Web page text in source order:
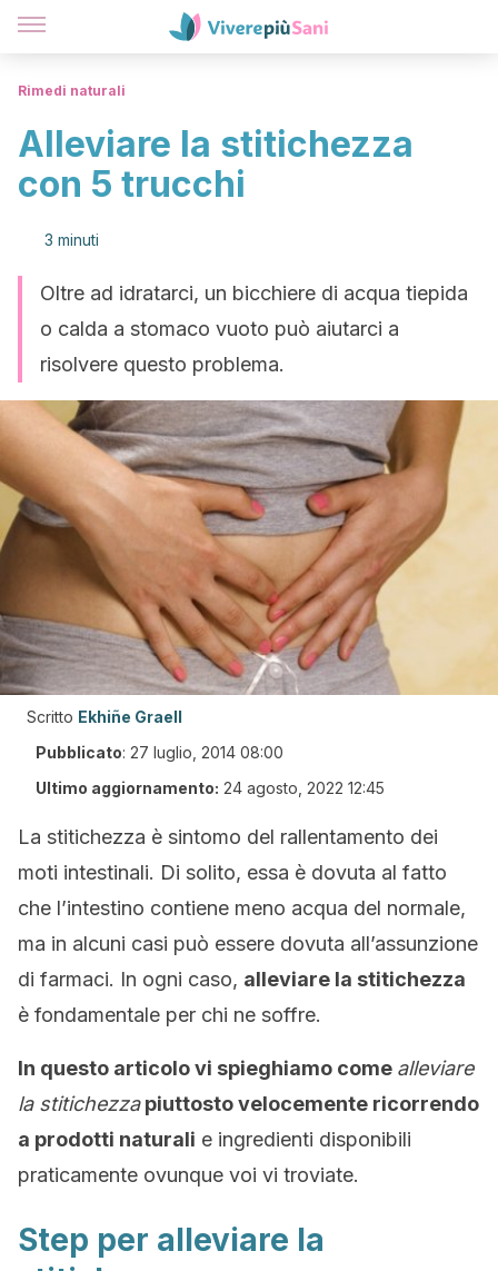
Rimedi naturali
Alleviare la stitichezza
con 5 trucchi
3 minuti
Oltre ad idratarci, un bicchiere di acqua tiepida
o calda a stomaco vuoto può aiutarci a
risolvere questo problema.
Scritto Ekhiñe Graell
Pubblicato: 27 luglio, 2014 08:00
Ultimo aggiornamento: 24 agosto, 2022 12:45
La stitichezza è sintomo del rallentamento dei
moti intestinali. Di solito, essa è dovuta al fatto
che l’intestino contiene meno acqua del normale,
ma in alcuni casi può essere dovuta all’assunzione
di farmaci. In ogni caso, alleviare la stitichezza
è fondamentale per chi ne soffre.
In questo articolo vi spieghiamo come alleviare
la stitichezzapiuttosto velocemente ricorrendo
a prodotti naturali e ingredienti disponibili
praticamente ovunque voi vi troviate.
Step per alleviare la